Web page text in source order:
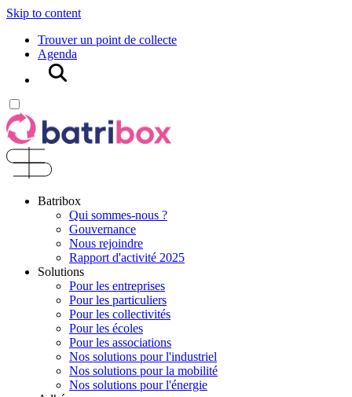
Skip to content
Trouver un point de collecte
Agenda
Rechercher
Batribox
Qui sommes-nous ?
Gouvernance
Nous rejoindre
Rapport d'activité 2025
Solutions
Pour les entreprises
Pour les particuliers
Pour les collectivités
Pour les écoles
Pour les associations
Nos solutions pour l'industriel
Nos solutions pour la mobilité
Nos solutions pour l'énergie